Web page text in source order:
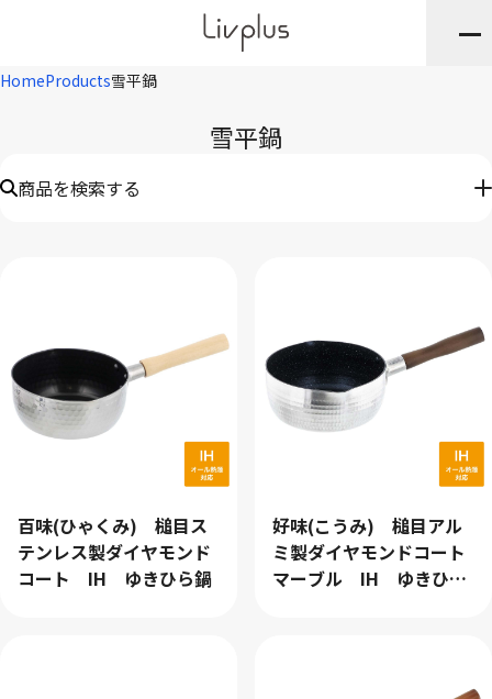
HomeProducts雪平鍋
雪平鍋
商品を検索する
※JANや品番・商品名など
ブランド
クリア 検索
百味(ひゃくみ) 槌目ス
テンレス製ダイヤモンド
コート IH ゆきひら鍋
好味(こうみ) 槌目アル
ミ製ダイヤモンドコート
マーブル IH ゆきひら